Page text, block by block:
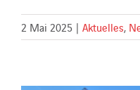
2 Mai 2025 | Aktuelles,